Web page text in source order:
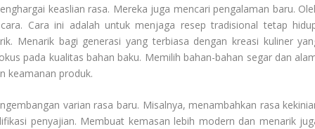
keaslian rasa. Mereka juga mencari pengalaman baru.
Cara ini adalah untuk menjaga resep tradisional tetap
Menarik bagi generasi yang terbiasa dengan kreasi kuliner
pada kualitas bahan baku. Memilih bahan-bahan segar dan
keamanan produk.
varian rasa baru. Misalnya, menambahkan rasa
penyajian. Membuat kemasan lebih modern dan menarik